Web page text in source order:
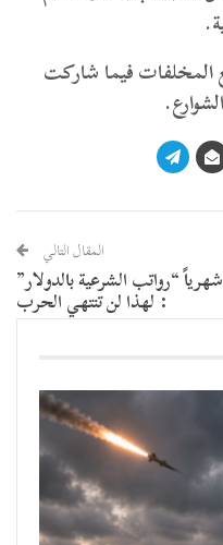
المخلفات فيما شاركت
المقال التالي
شهرياً “رواتب الشرعية بالدولار”
: لهذا لن تنتهي الحرب